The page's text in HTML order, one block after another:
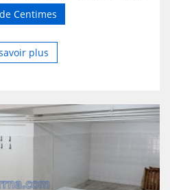
double vitrage. 2
et salle de bains séparées
Places de stationnement
Centimes
plus